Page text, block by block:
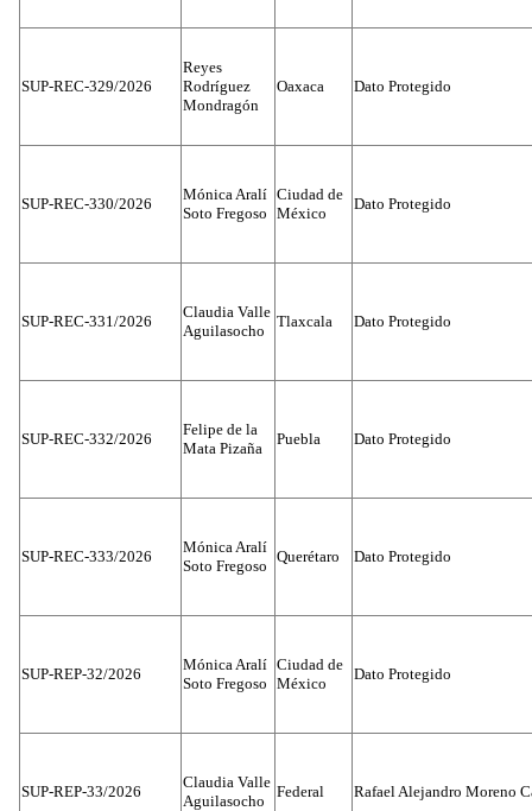
SUP-REC-329/2026
Reyes
Rodríguez
Mondragón
Oaxaca Dato Protegido
SUP-REC-330/2026
Mónica Aralí
Soto Fregoso
Ciudad de
México
Dato Protegido
SUP-REC-331/2026
Claudia Valle
Aguilasocho
Tlaxcala Dato Protegido
SUP-REC-332/2026
Felipe de la
Mata Pizaña
Puebla Dato Protegido
SUP-REC-333/2026
Mónica Aralí
Soto Fregoso
Querétaro Dato Protegido
SUP-REP-32/2026
Mónica Aralí
Soto Fregoso
Ciudad de
México
Dato Protegido
SUP-REP-33/2026
Claudia Valle
Aguilasocho
Federal Rafael Alejandro Moreno